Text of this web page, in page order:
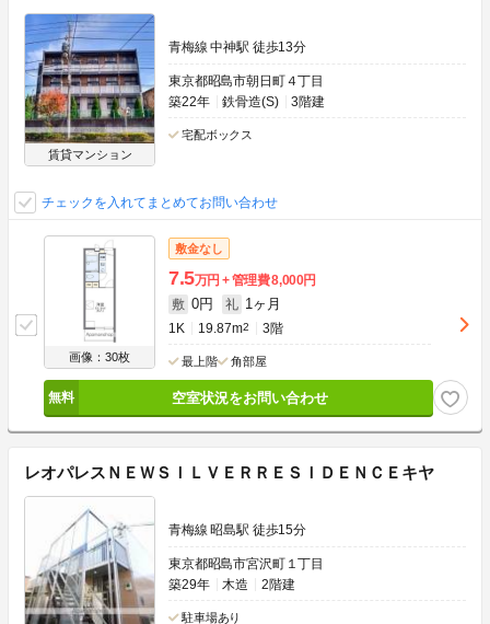
賃貸マンション
青梅線 中神駅 徒歩13分
東京都昭島市朝日町４丁目
築22年
鉄骨造(S) 3階建
宅配ボックス
チェックを入れてまとめてお問い合わせ
画像：30枚
敷金なし
7.5万円 管理費8,000円
敷 0円 礼 1ヶ月
1K 19.87m2 3階
最上階 角部屋
空室状況をお問い合わせ
レオパレスＮＥＷＳＩＬＶＥＲＲＥＳＩＤＥＮＣＥキヤ
青梅線 昭島駅 徒歩15分
東京都昭島市宮沢町１丁目
築29年
木造 2階建
駐車場あり